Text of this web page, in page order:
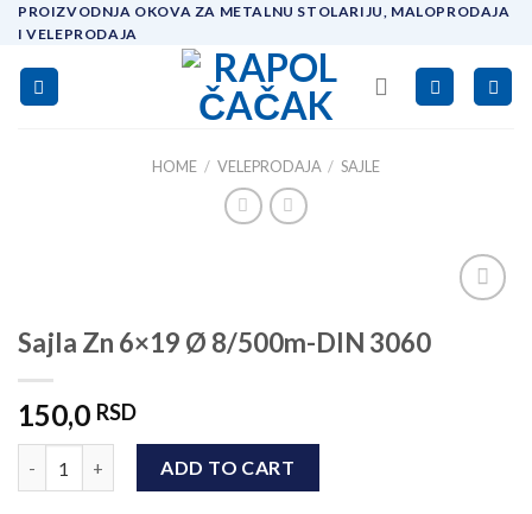
Skip
content
PROIZVODNJA OKOVA ZA METALNU STOLARIJU, MALOPRODAJA
I VELEPRODAJA
HOME / VELEPRODAJA / SAJLE
Sajla Zn 6×19 Ø 8/500m-DIN 3060
150,0 RSD
ADD TO CART